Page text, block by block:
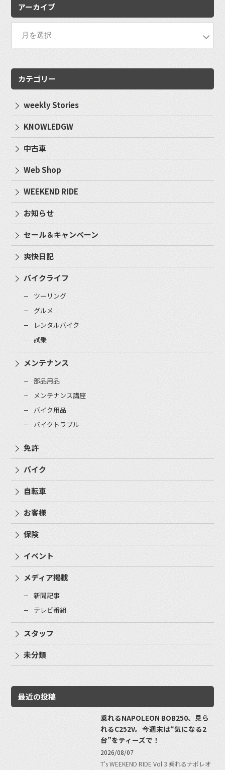
アーカイブ
カテゴリー
weekly Stories
KNOWLEDGW
中古車
Web Shop
WEEKEND RIDE
お知らせ
セール＆キャンペーン
爽快日記
バイクライフ
ツーリング
グルメ
レンタルバイク
試乗
メンテナンス
部品用品
メンテナンス講座
バイク用品
バイクトラブル
免許
バイク
自転車
お客様
保険
イベント
メディア掲載
新聞記事
テレビ番組
スタッフ
未分類
最近の投稿
乗れるNAPOLEON BOB250、見ら
れるC252V。今週末は“気になる2
台”をティーズで！
2026/08/07
T's WEEKEND RIDE Vol.3 乗れるナポレオ